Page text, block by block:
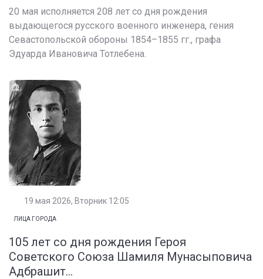
20 мая исполняется 208 лет со дня рождения
выдающегося русского военного инженера, гения
Севастопольской обороны 1854–1855 гг., графа
Эдуарда Ивановича Тотлебена.
19 мая 2026, Вторник 12:05
ЛИЦА ГОРОДА
105 лет со дня рождения Героя
Советского Союза Шамиля Мунасыповича
Адбрашит...